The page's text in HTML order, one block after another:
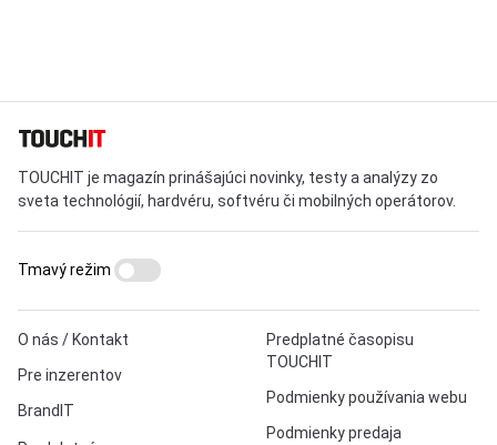
TOUCHIT je magazín prinášajúci novinky, testy a analýzy zo
sveta technológií, hardvéru, softvéru či mobilných operátorov.
O nás / Kontakt
Pre inzerentov
BrandIT
Predplatné časopisu
TOUCHIT
Podmienky používania webu
Podmienky predaja
Tmavý režim